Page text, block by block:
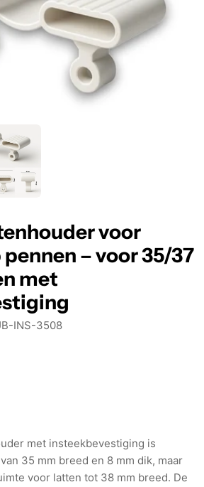
voor
– voor 35/37
met
INS-3508
met insteekbevestiging is
35 mm breed en 8 mm dik, maar
voor latten tot 38 mm breed. De